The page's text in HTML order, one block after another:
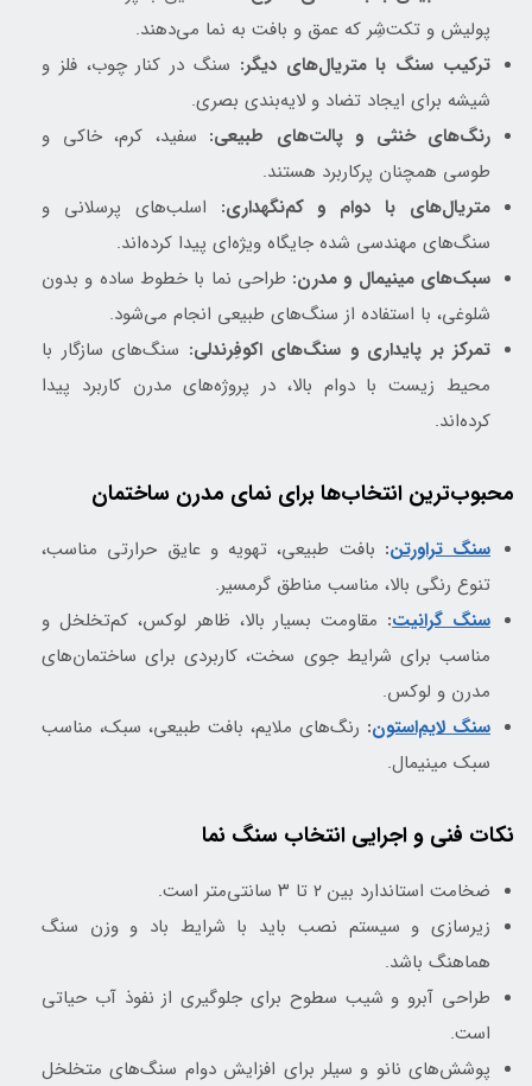
پولیش و تکت‌شِر که عمق و بافت به نما می‌دهند.
ترکیب سنگ با متریال‌های دیگر: سنگ در کنار چوب، فلز و
شیشه برای ایجاد تضاد و لایه‌بندی بصری.
رنگ‌های خنثی و پالت‌های طبیعی: سفید، کرم، خاکی و
طوسی همچنان پرکاربرد هستند.
متریال‌های با دوام و کم‌نگهداری: اسلب‌های پرسلانی و
سنگ‌های مهندسی شده جایگاه ویژه‌ای پیدا کرده‌اند.
سبک‌های مینیمال و مدرن: طراحی نما با خطوط ساده و بدون
شلوغی، با استفاده از سنگ‌های طبیعی انجام می‌شود.
تمرکز بر پایداری و سنگ‌های اکوفِرندلی: سنگ‌های سازگار با
محیط زیست با دوام بالا، در پروژه‌های مدرن کاربرد پیدا
کرده‌اند.
محبوب‌ترین انتخاب‌ها برای نمای مدرن ساختمان
سنگ تراورتن: بافت طبیعی، تهویه و عایق حرارتی مناسب،
تنوع رنگی بالا، مناسب مناطق گرمسیر.
سنگ گرانیت: مقاومت بسیار بالا، ظاهر لوکس، کم‌تخلخل و
مناسب برای شرایط جوی سخت، کاربردی برای ساختمان‌های
مدرن و لوکس.
سنگ لایم‌استون: رنگ‌های ملایم، بافت طبیعی، سبک، مناسب
سبک مینیمال.
نکات فنی و اجرایی انتخاب سنگ نما
ضخامت استاندارد بین ۲ تا ۳ سانتی‌متر است.
زیرسازی و سیستم نصب باید با شرایط باد و وزن سنگ
هماهنگ باشد.
طراحی آبرو و شیب سطوح برای جلوگیری از نفوذ آب حیاتی
است.
پوشش‌های نانو و سیلر برای افزایش دوام سنگ‌های متخلخل